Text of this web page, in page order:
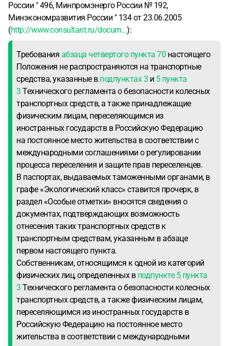
России " 496, Минпромэнерго России № 192,
Минэкономразвития России " 134 от 23.06.2005
(http://www.consultant.ru/docum...):
Требования абзаца четвертого пункта 70 настоящего
Положения не распространяются на транспортные
средства, указанные в подпунктах 3 и 5 пункта
3 Технического регламента о безопасности колесных
транспортных средств, а также принадлежащие
физическим лицам, переселяющимся из
иностранных государств в Российскую Федерацию
на постоянное место жительства в соответствии с
международными соглашениями о регулировании
процесса переселения и защите прав переселенцев.
В паспортах, выдаваемых таможенными органами, в
графе «Экологический класс» ставится прочерк, в
раздел «Особые отметки» вносятся сведения о
документах, подтверждающих возможность
отнесения таких транспортных средств к
транспортным средствам, указанным в абзаце
первом настоящего пункта.
Собственникам, относящимся к одной из категорий
физических лиц, определенных в подпункте 5 пункта
3 Технического регламента о безопасности колесных
транспортных средств, а также физическим лицам,
переселяющимся из иностранных государств в
Российскую Федерацию на постоянное место
жительства в соответствии с международными